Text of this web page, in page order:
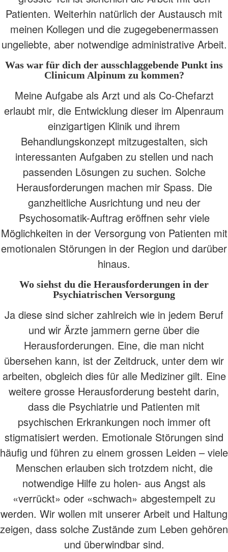
Patienten. Weiterhin natürlich der Austausch mit
meinen Kollegen und die zugegebenermassen
ungeliebte, aber notwendige administrative Arbeit.
Was war für dich der ausschlaggebende Punkt ins
Clinicum Alpinum zu kommen?
Meine Aufgabe als Arzt und als Co-Chefarzt
erlaubt mir, die Entwicklung dieser im Alpenraum
einzigartigen Klinik und ihrem
Behandlungskonzept mitzugestalten, sich
interessanten Aufgaben zu stellen und nach
passenden Lösungen zu suchen. Solche
Herausforderungen machen mir Spass. Die
ganzheitliche Ausrichtung und neu der
Psychosomatik-Auftrag eröffnen sehr viele
Möglichkeiten in der Versorgung von Patienten mit
emotionalen Störungen in der Region und darüber
hinaus.
Wo siehst du die Herausforderungen in der
Psychiatrischen Versorgung
Ja diese sind sicher zahlreich wie in jedem Beruf
und wir Ärzte jammern gerne über die
Herausforderungen. Eine, die man nicht
übersehen kann, ist der Zeitdruck, unter dem wir
arbeiten, obgleich dies für alle Mediziner gilt. Eine
weitere grosse Herausforderung besteht darin,
dass die Psychiatrie und Patienten mit
psychischen Erkrankungen noch immer oft
stigmatisiert werden. Emotionale Störungen sind
häufig und führen zu einem grossen Leiden – viele
Menschen erlauben sich trotzdem nicht, die
notwendige Hilfe zu holen- aus Angst als
«verrückt» oder «schwach» abgestempelt zu
werden. Wir wollen mit unserer Arbeit und Haltung
zeigen, dass solche Zustände zum Leben gehören
und überwindbar sind.